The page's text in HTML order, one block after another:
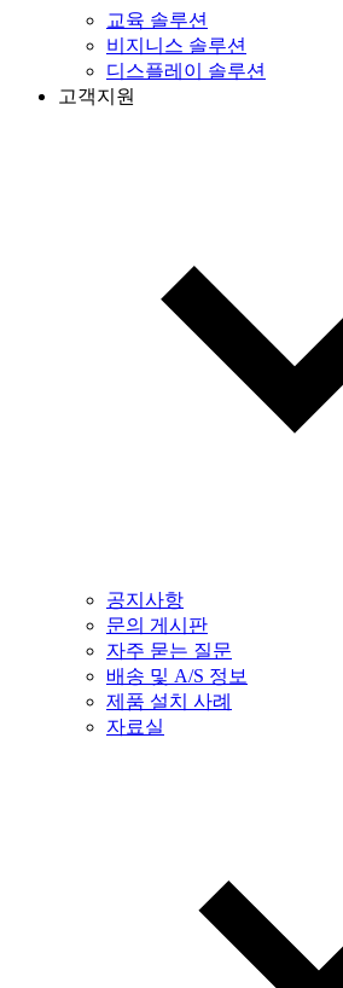
교육 솔루션
비지니스 솔루션
디스플레이 솔루션
고객지원
공지사항
문의 게시판
자주 묻는 질문
배송 및 A/S 정보
제품 설치 사례
자료실